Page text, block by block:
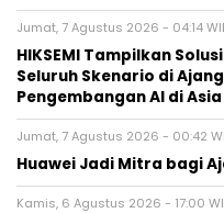
Jumat, 7 Agustus 2026 - 04:14
HIKSEMI Tampilkan
Seluruh Skenario di
Pengembangan AI di
Jumat, 7 Agustus 2026 - 00:42
Huawei Jadi Mitra bagi
Kamis, 6 Agustus 2026 - 17:00